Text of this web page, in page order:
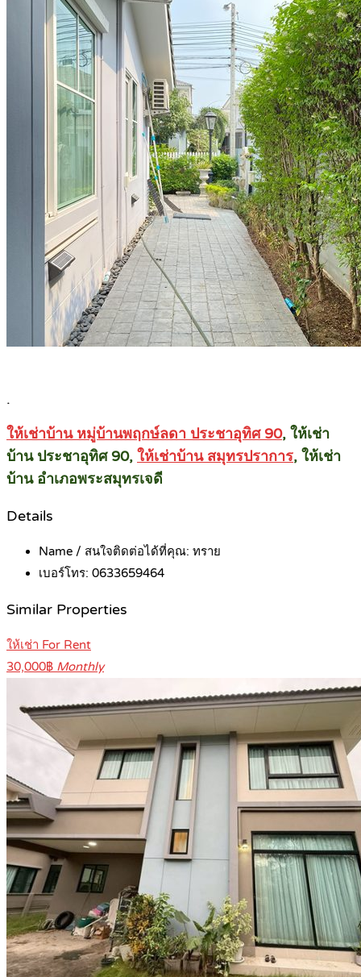
.
ให้เช่าบ้าน หมู่บ้านพฤกษ์ลดา ประชาอุทิศ 90, ให้เช่า
บ้าน ประชาอุทิศ 90, ให้เช่าบ้าน สมุทรปราการ, ให้เช่า
บ้าน อำเภอพระสมุทรเจดี
Details
Name / สนใจติดต่อได้ที่คุณ: ทราย
เบอร์โทร: 0633659464
Similar Properties
ให้เช่า For Rent
30,000฿ Monthly